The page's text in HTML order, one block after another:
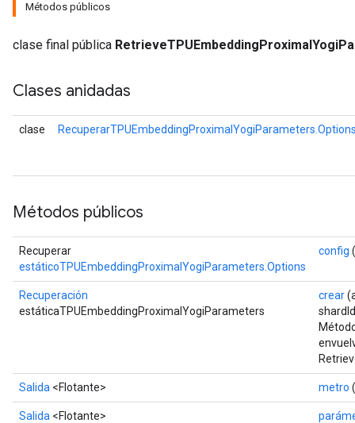
Métodos públicos
clase final pública
Clases anidadas
clase
Métodos públicos
Recuperar
estáticoTPUEmbeddingProximalYogiParameters.Options
config
Recuperación
estáticaTPUEmbeddingProximalYogiParameters
crear
Salida <Flotante> metro
Salida <Flotante>